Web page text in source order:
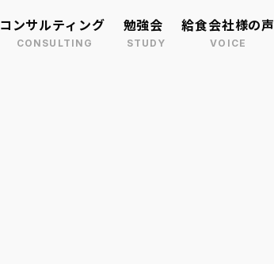
コンサルティング 勉強会 給食会社様の声